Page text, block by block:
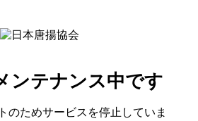
ンテナンス中です
のためサービスを停止していま